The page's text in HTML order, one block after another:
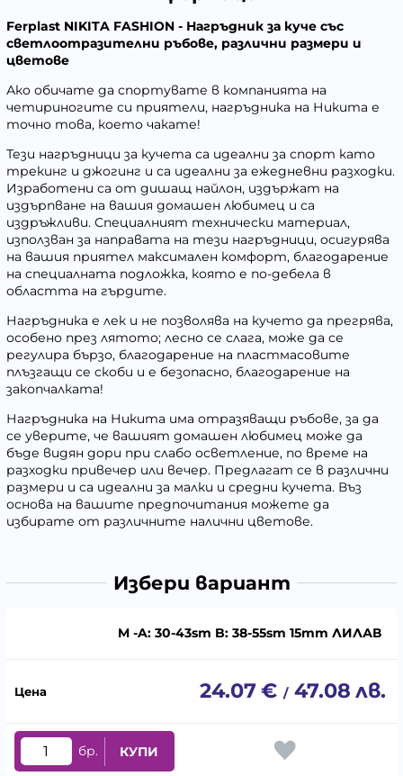
Ferplast NIKITA FASHION - Нагръдник за куче със
светлоотразителни ръбове, различни размери и
цветове
Ако обичате да спортувате в компанията на
четириногите си приятели, нагръдника на Никита е
точно това, което чакате!
Тези нагръдници за кучета са идеални за спорт като
трекинг и джогинг и са идеални за ежедневни разходки.
Изработени са от дишащ найлон, издържат на
издърпване на вашия домашен любимец и са
издръжливи. Специалният технически материал,
използван за направата на тези нагръдници, осигурява
на вашия приятел максимален комфорт, благодарение
на специалната подложка, която е по-дебела в
областта на гърдите.
Нагръдника е лек и не позволява на кучето да прегрява,
особено през лятото; лесно се слага, може да се
регулира бързо, благодарение на пластмасовите
плъзгащи се скоби и е безопасно, благодарение на
закопчалката!
Нагръдника на Никита има отразяващи ръбове, за да
се уверите, че вашият домашен любимец може да
бъде видян дори при слабо осветление, по време на
разходки привечер или вечер. Предлагат се в различни
размери и са идеални за малки и средни кучета. Въз
основа на вашите предпочитания можете да
избирате от различните налични цветове.
Избери вариант
M -A: 30-43sm B: 38-55sm 15mm ЛИЛАВ
24.07€ / 47.08 лв.
бр. КУПИ